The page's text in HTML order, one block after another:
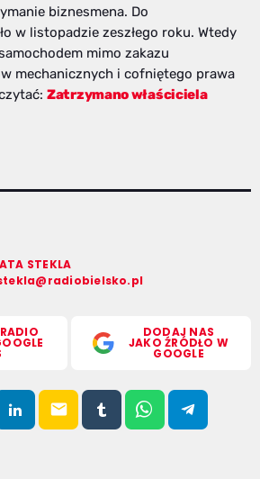
biznesmena. Do
w listopadzie zeszłego roku. Wtedy
mimo zakazu
mechanicznych i cofniętego prawa
Zatrzymano właściciela
STEKLA
DODAJ NAS
JAKO ŹRÓDŁO W
GOOGLE
email